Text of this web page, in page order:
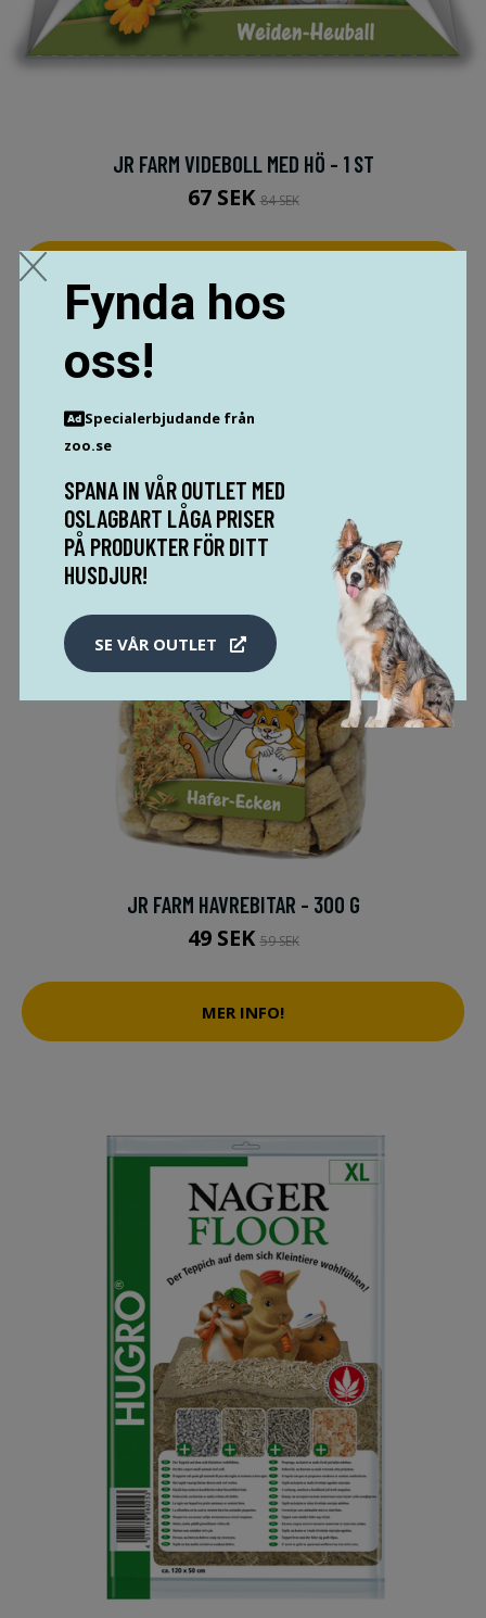
JR FARM VIDEBOLL MED HÖ - 1 ST
67 SEK84 SEK
JR FARM HAVREBITAR - 300 G
49 SEK59 SEK
MER INFO!
Fynda hos
oss!
Specialerbjudande från
zoo.se
SPANA IN VÅR OUTLET MED
OSLAGBART LÅGA PRISER
PÅ PRODUKTER FÖR DITT
HUSDJUR!
SE VÅR OUTLET